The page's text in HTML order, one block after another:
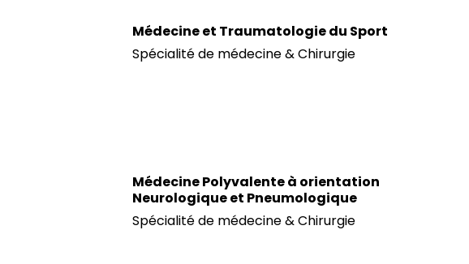
Médecine et Traumatologie du Sport
Spécialité de médecine & Chirurgie
Médecine Polyvalente à orientation
Neurologique et Pneumologique
Spécialité de médecine & Chirurgie